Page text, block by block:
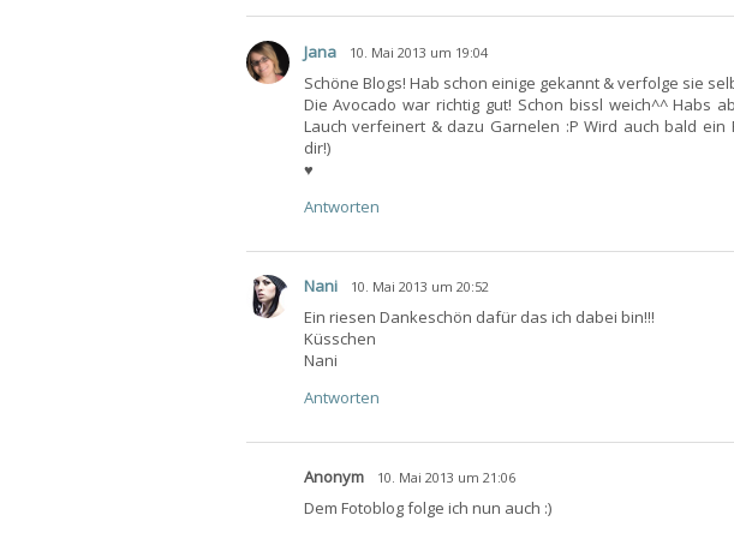
Jana 10. Mai 2013 um 19:04
Schöne Blogs! Hab schon einige gekannt & verfolge sie
Die Avocado war richtig gut! Schon bissl weich^^ Habs
Lauch verfeinert & dazu Garnelen :P Wird auch bald ein
dir!)
♥
Antworten
Nani 10. Mai 2013 um 20:52
Ein riesen Dankeschön dafür das ich dabei bin!!!
Küsschen
Nani
Antworten
Anonym 10. Mai 2013 um 21:06
Dem Fotoblog folge ich nun auch :)